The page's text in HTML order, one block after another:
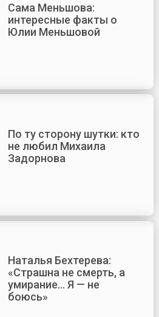
Сама Меньшова:
интересные факты о
Юлии Меньшовой
По ту сторону шутки: кто
не любил Михаила
Задорнова
Наталья Бехтерева:
«Страшна не смерть, а
умирание... Я — не
боюсь»